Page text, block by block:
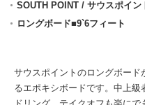
SOUTH POINT / サウスポイン
ロングボード■9`6フィート
サウスポイントのロングボー
るエポキシボードです。中上